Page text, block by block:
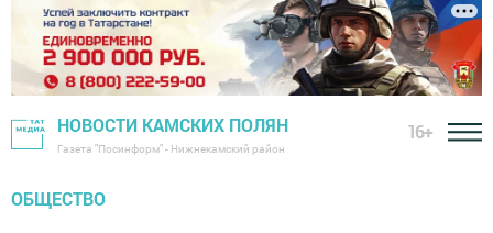
НОВОСТИ КАМСКИХ ПОЛЯН
Газета "Посинформ" - Нижнекамский район
16+
ОБЩЕСТВО